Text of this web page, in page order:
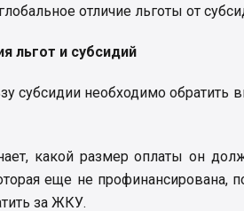
отличие льготы от
льгот и субсидий
субсидии необходимо обратить
какой размер оплаты он
еще не профинансирована,
за ЖКУ.